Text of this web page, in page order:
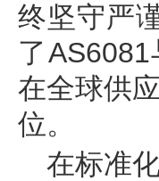
终坚守严
了
在全球供
位。
在标准